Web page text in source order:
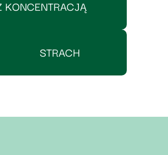
KONCENTRACJĄ
STRACH